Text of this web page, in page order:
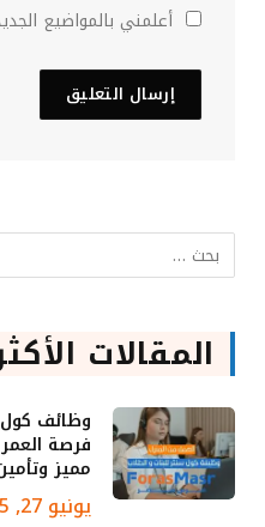
أعلمني بالمواضيع
المقالات
وظائف
مميز
يونيو 27, 2025